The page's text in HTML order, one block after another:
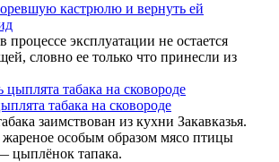
кастрюлю и вернуть ей
эксплуатации не остается
словно ее только что принесли из
табака на сковороде
заимствован из кухни Закавказья.
жареное особым образом мясо птицы
цыплёнок тапака.